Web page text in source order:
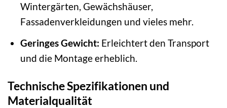
Wintergärten, Gewächshäuser,
Fassadenverkleidungen und vieles mehr.
Geringes Gewicht: Erleichtert den Transport
und die Montage erheblich.
Technische Spezifikationen und
Materialqualität